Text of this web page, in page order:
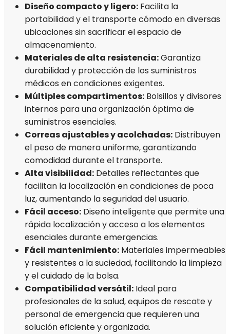
Diseño compacto y ligero: Facilita la
portabilidad y el transporte cómodo en diversas
ubicaciones sin sacrificar el espacio de
almacenamiento.
Materiales de alta resistencia:Garantiza
durabilidad y protección de los suministros
médicos en condiciones exigentes.
Múltiples compartimentos: Bolsillos y divisores
internos para una organización óptima de
suministros esenciales.
Correas ajustables y acolchadas: Distribuyen
el peso de manera uniforme, garantizando
comodidad durante el transporte.
Alta visibilidad: Detalles reflectantes que
facilitan la localización en condiciones de poca
luz, aumentando la seguridad del usuario.
Fácil acceso: Diseño inteligente que permite una
rápida localización y acceso a los elementos
esenciales durante emergencias.
Fácil mantenimiento: Materiales impermeables
y resistentes a la suciedad, facilitando la limpieza
y el cuidado de la bolsa.
Compatibilidad versátil: Ideal para
profesionales de la salud, equipos de rescate y
personal de emergencia que requieren una
solución eficiente y organizada.